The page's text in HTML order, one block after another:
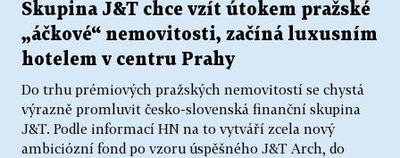
Skupina J&T chce vzít útokem pražské
„áčkové“ nemovitosti, začíná luxusním
hotelem v centru Prahy
Do trhu prémiových pražských nemovitostí se chystá
výrazně promluvit česko-slovenská finanční skupina
J&T. Podle informací HN na to vytváří zcela nový
ambiciózní fond po vzoru úspěšného J&T Arch, do